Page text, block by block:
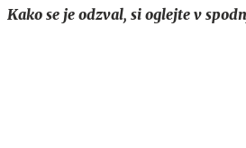
Kako se je odzval, si oglejte v